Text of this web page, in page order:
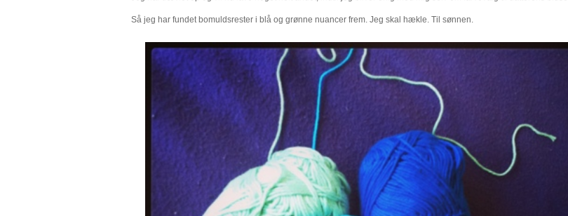
Så jeg har fundet bomuldsrester i blå og grønne nuancer frem. Jeg skal hækle. Til sønnen.